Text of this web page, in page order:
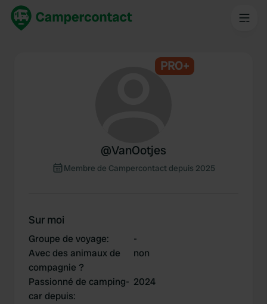
PRO+
@VanOotjes
Membre de Campercontact depuis 2025
Sur moi
Groupe de voyage:
-
Avec des animaux de
compagnie ?
non
Passionné de camping-
car depuis:
2024